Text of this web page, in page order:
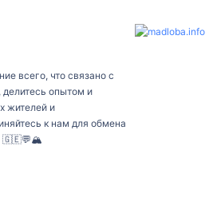
всего, что связано с
делитесь опытом и
жителей и
к нам для обмена
🇬🇪💬🏔️